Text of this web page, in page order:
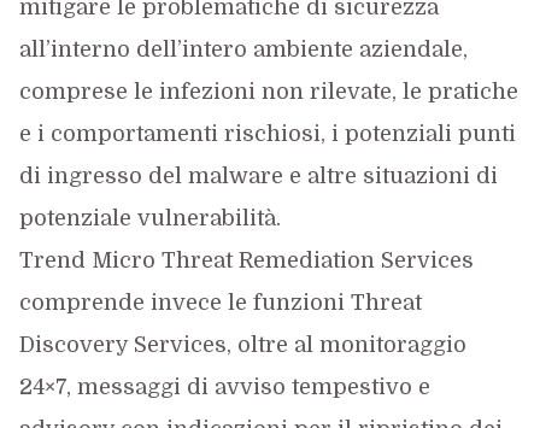
mitigare le problematiche di sicurezza
all’interno dell’intero ambiente aziendale,
comprese le infezioni non rilevate, le pratiche
e i comportamenti rischiosi, i potenziali punti
di ingresso del malware e altre situazioni di
potenziale vulnerabilità.
Trend Micro Threat Remediation Services
comprende invece le funzioni Threat
Discovery Services, oltre al monitoraggio
24×7, messaggi di avviso tempestivo e